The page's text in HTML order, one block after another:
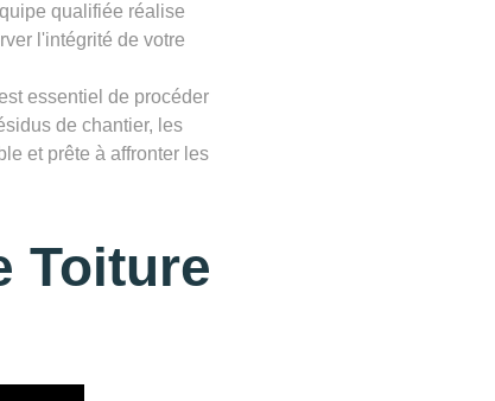
qualifiée réalise
l'intégrité de votre
essentiel de procéder
de chantier, les
et prête à affronter les
Toiture